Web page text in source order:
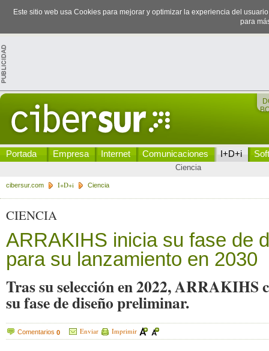
Este sitio web usa Cookies para mejorar y optimizar la experiencia del
para
Portada Empresa Internet Comunicaciones I+D+i
Ciencia
cibersur.com I+D+i Ciencia
CIENCIA
ARRAKIHS inicia su fase de
para su lanzamiento en 2030
Tras su selección en 2022, ARRAKIHS
su fase de diseño preliminar.
Comentarios 0 Enviar Imprimir